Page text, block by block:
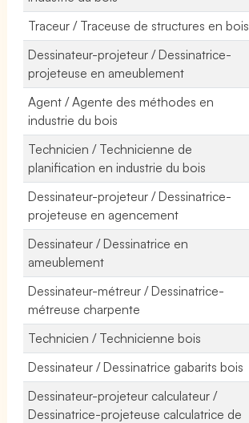
Traceur / Traceuse de structures en bois
Dessinateur-projeteur / Dessinatrice-
projeteuse en ameublement
Agent / Agente des méthodes en
industrie du bois
Technicien / Technicienne de
planification en industrie du bois
Dessinateur-projeteur / Dessinatrice-
projeteuse en agencement
Dessinateur / Dessinatrice en
ameublement
Dessinateur-métreur / Dessinatrice-
métreuse charpente
Technicien / Technicienne bois
Dessinateur / Dessinatrice gabarits bois
Dessinateur-projeteur calculateur /
Dessinatrice-projeteuse calculatrice de